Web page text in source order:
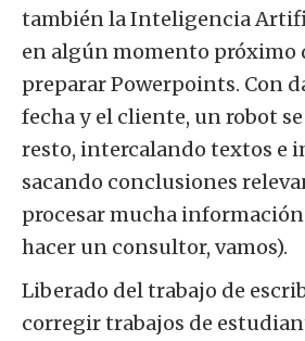
también la Inteligencia
en algún momento próximo
preparar Powerpoints. Con
fecha y el cliente, un robot
resto, intercalando textos e
sacando conclusiones
procesar mucha
hacer un consultor, vamos).
Liberado del trabajo de
corregir trabajos de